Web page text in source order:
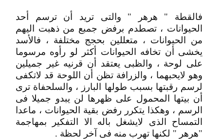
فالقطة " هرهر " والتى تريد أن ترسم أحد
الحيوانات ، تصطدم برفض جمبع من ذهبت اليهم
من الحيوانات ، متعللين بحجج مختلفة ، فالأسد
يخشى أن تخافه الحيوانات أكثر لو رأوه مرسوما
على لوحة ، والظبى يعتقد أن قرنيه غير جميلين
وهو لايحبهما ، والزرافة تظن أن اللوحة قد لاتكفى
لرسم رقبتها بسبب طولها البارز ، والسلحفاة ترى
أن بيتها المحمول على ظهرها لن يبدو جميلا فى
الرسم ، وهكذا يتكرر رفض بقية الحيوانات ، ماعدا
التمساح الذى لايشغل باله الا التفكير بمهاجمة
"هرهر " لكنها تهرب منه فى آخر لحظة .